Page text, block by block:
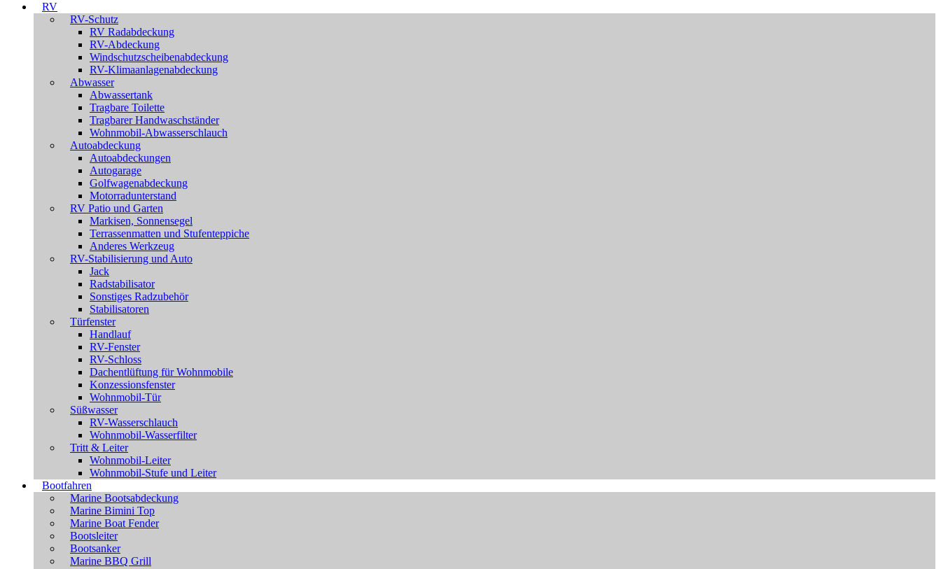
RV
RV-Schutz
RV Radabdeckung
RV-Abdeckung
Windschutzscheibenabdeckung
RV-Klimaanlagenabdeckung
Abwasser
Abwassertank
Tragbare Toilette
Tragbarer Handwaschständer
Wohnmobil-Abwasserschlauch
Autoabdeckung
Autoabdeckungen
Autogarage
Golfwagenabdeckung
Motorradunterstand
RV Patio und Garten
Markisen, Sonnensegel
Terrassenmatten und Stufenteppiche
Anderes Werkzeug
RV-Stabilisierung und Auto
Jack
Radstabilisator
Sonstiges Radzubehör
Stabilisatoren
Türfenster
Handlauf
RV-Fenster
RV-Schloss
Dachentlüftung für Wohnmobile
Konzessionsfenster
Wohnmobil-Tür
Süßwasser
RV-Wasserschlauch
Wohnmobil-Wasserfilter
Tritt & Leiter
Wohnmobil-Leiter
Wohnmobil-Stufe und Leiter
Bootfahren
Marine Bootsabdeckung
Marine Bimini Top
Marine Boat Fender
Bootsleiter
Bootsanker
Marine BBQ Grill